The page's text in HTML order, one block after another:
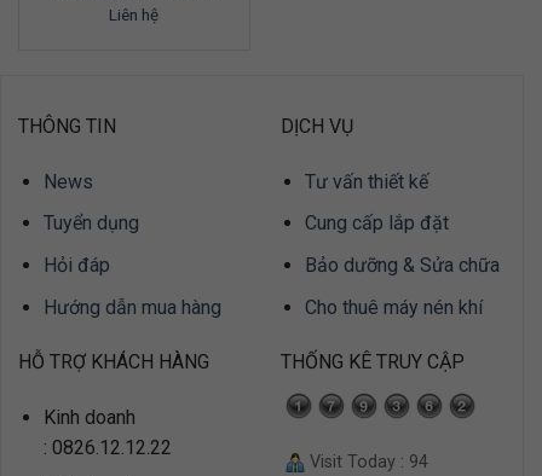
Liên hệ
THÔNG TIN
News
Tuyển dụng
Hỏi đáp
Hướng dẫn mua hàng
DỊCH VỤ
Tư vấn thiết kế
Cung cấp lắp đặt
Bảo dưỡng & Sửa chữa
Cho thuê máy nén khí
HỖ TRỢ KHÁCH HÀNG
Kinh doanh
: 0826.12.12.22
THỐNG KÊ TRUY CẬP
Visit Today : 94